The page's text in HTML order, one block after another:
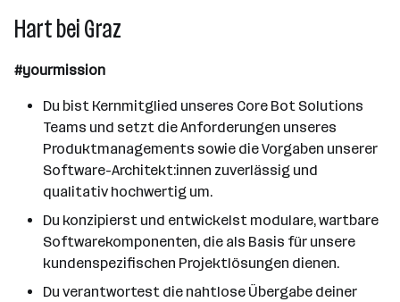
Hart bei Graz
#yourmission
Du bist Kernmitglied unseres Core Bot Solutions
Teams und setzt die Anforderungen unseres
Produktmanagements sowie die Vorgaben unserer
Software-Architekt:innen zuverlässig und
qualitativ hochwertig um.
Du konzipierst und entwickelst modulare, wartbare
Softwarekomponenten, die als Basis für unsere
kundenspezifischen Projektlösungen dienen.
Du verantwortest die nahtlose Übergabe deiner